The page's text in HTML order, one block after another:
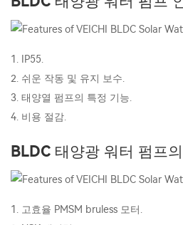
1. IP55.
2. 쉬운 작동 및 유지 보수.
3. 태양열 펌프의 특정 기능.
4. 비용 절감.
BLDC 태양광 워터 펌프
1. 고효율 PMSM bruless 모터.